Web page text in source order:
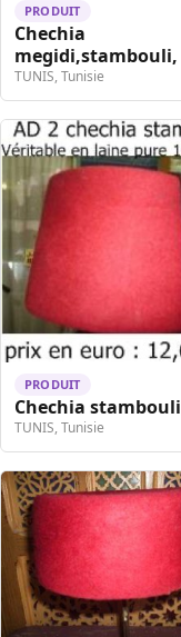
PRODUIT
Chechia
megidi,stambouli,
TUNIS, Tunisie
PRODUIT
Chechia stambouli
TUNIS, Tunisie